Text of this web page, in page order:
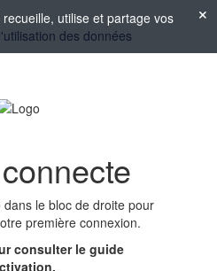
utilise et partage vos
des données
dans le bloc de droite pour
première connexion.
consulter le guide